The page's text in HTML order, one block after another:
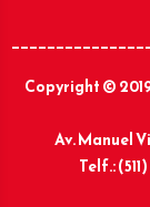
Copyright ©
Av. Manuel
Telf.: